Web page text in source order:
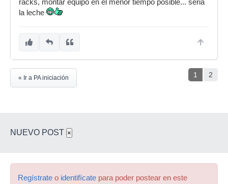
racks, montar equipo en el menor tiempo posible... seria
la leche
1 2
« Ir a PA iniciación
NUEVO POST ×
Regístrate o identifícate para poder postear en este